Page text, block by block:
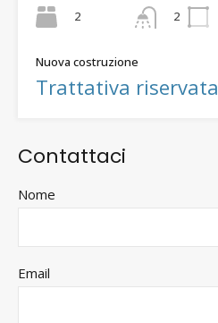
2
2
Nuova costruzione
Trattativa riservata
Contattaci
Nome
Email